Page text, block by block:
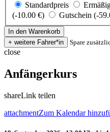
Standardpreis
(-10.00 €)
Gutschein (-
Spare
close
Anfängerkurs
shareLink teilen
attachmentZum Kalendar